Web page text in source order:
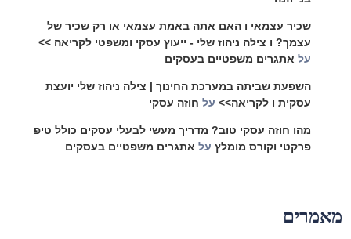
שכיר עצמאי ו האם אתה באמת עצמאי או רק שכיר של
עצמך? ו צילה ניהוז שלי - ייעוץ עסקי ומשפטי לקריאה >>
על אתגרים משפטיים בעסקים
השפעת שביתה במערכת החינוך | צילה ניהוז שלי יועצת
עסקית ו לקריאה>> על חוזה עסקי
מהו חוזה עסקי טוב? מדריך מעשי לבעלי עסקים כולל טיפ
פרקטי וקורס מומלץ על אתגרים משפטיים בעסקים
מאמרים